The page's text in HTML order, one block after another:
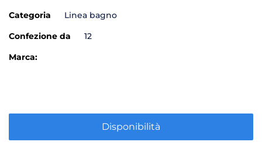
Categoria
Linea bagno
Confezione da
12
Marca:
Disponibilità